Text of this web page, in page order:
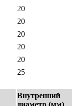
20
20
20
20
20
25
Внутренний
диаметр (мм)